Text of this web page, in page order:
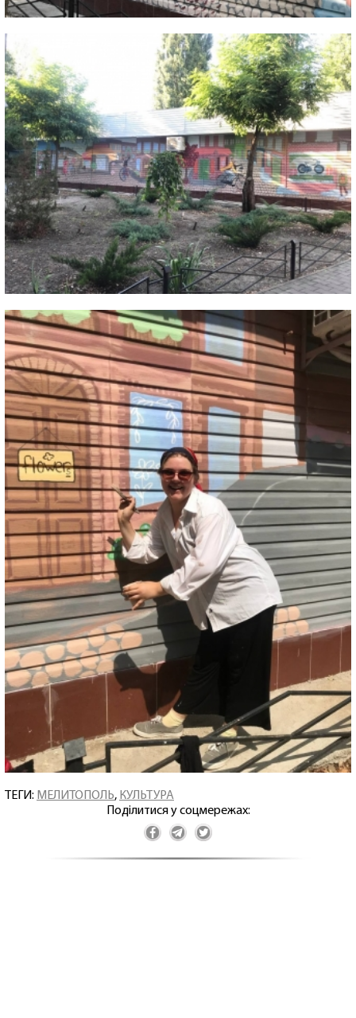
ТЕГИ: МЕЛИТОПОЛЬ, КУЛЬТУРА
Поділитися у соцмережах: